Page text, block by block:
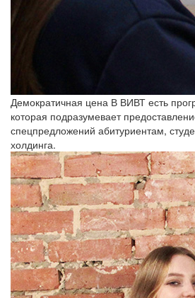
Демократичная цена В ВИВТ есть
которая подразумевает
спецпредложений абитуриентам,
холдинга.